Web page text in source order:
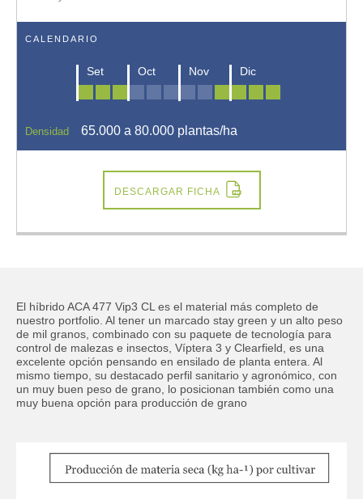
CALENDARIO
Set Oct Nov Dic
Densidad 65.000 a 80.000 plantas/ha
DESCARGAR FICHA
El híbrido ACA 477 Vip3 CL es el material más completo de
nuestro portfolio. Al tener un marcado stay green y un alto peso
de mil granos, combinado con su paquete de tecnología para
control de malezas e insectos, Víptera 3 y Clearfield, es una
excelente opción pensando en ensilado de planta entera. Al
mismo tiempo, su destacado perfil sanitario y agronómico, con
un muy buen peso de grano, lo posicionan también como una
muy buena opción para producción de grano
Nombre
Departamento
Actividad